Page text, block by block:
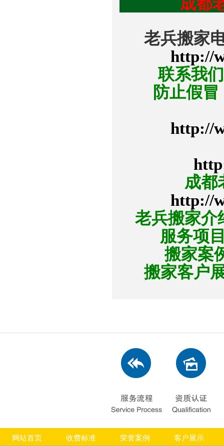
成都
老兵搬家
http://
联系我
防止假冒
http://
成都
http://
老兵搬家介
服务项
搬家案
搬家客户
网站首页 收费标准 荣誉案例 客户展示